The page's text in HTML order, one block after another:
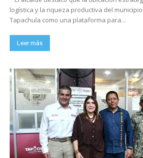
logística y la riqueza productiva del
Tapachula como una plataforma para...
Leer más